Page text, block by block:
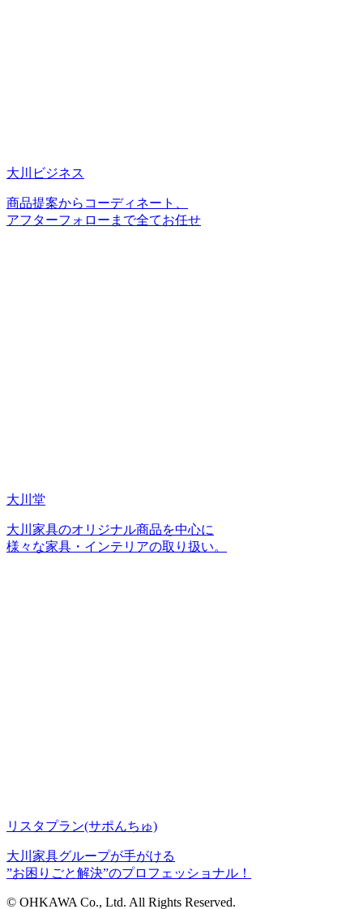
大川ビジネス
商品提案からコーディネート、
アフターフォローまで全てお任せ
大川堂
大川家具のオリジナル商品を中心に
様々な家具・インテリアの取り扱い。
リスタプラン(サポんちゅ)
大川家具グループが手がける
”お困りごと解決”のプロフェッショナル！
© OHKAWA Co., Ltd. All Rights Reserved.